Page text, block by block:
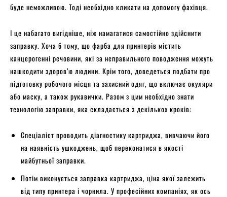
буде неможливою. Тоді необхідно кликати на допомогу фахівця.
І це набагато вигідніше, ніж намагатися самостійно здійснити
заправку. Хоча б тому, що фарба для принтерів містить
канцерогенні речовини, які за неправильного поводження можуть
нашкодити здоров’ю людини. Крім того, доведеться подбати про
підготовку робочого місця та захисний одяг, що включає окуляри
або маску, а також рукавички. Разом з цим необхідно знати
технологію заправки, яка складається з декількох кроків:
Спеціаліст проводить діагностику картриджа, вивчаючи його
на наявність ушкоджень, щоб переконатися в якості
майбутньої заправки.
Потім виконується заправка картриджа, ціна якої залежить
від типу принтера і чорнила. У професійних компаніях, як ось